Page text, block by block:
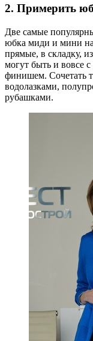
2. Примерить
Две самые
юбка миди и мини
прямые, в складку,
могут быть и вовсе
финишем. Сочетать
водолазками,
рубашками.